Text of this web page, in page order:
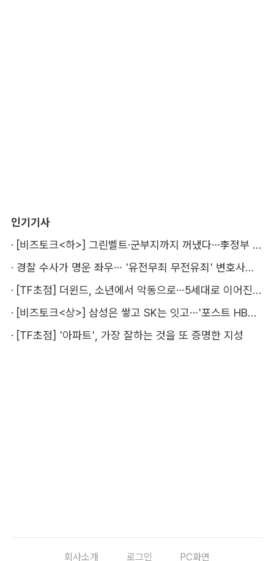
인기기사
·
[비즈토크<하>] 그린벨트·군부지까지 꺼냈다…李정부 '공급 속도전' 통할까
·
경찰 수사가 명운 좌우… '유전무죄 무전유죄' 변호사비 부담 우려
·
[TF초점] 더윈드, 소년에서 악동으로…5세대로 이어진 지코·박경
·
[비즈토크<상>] 삼성은 쌓고 SK는 잇고…'포스트 HBM' 주도권 누가 잡을까
· [TF초점] '아파트', 가장 잘하는 것을 또 증명한 지성
회사소개 로그인 PC화면